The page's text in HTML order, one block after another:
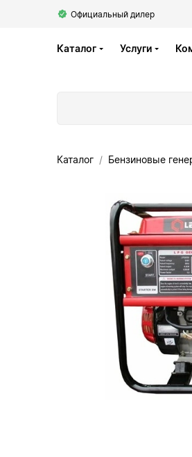
Официальный дилер
Каталог Услуги
Каталог Бензиновые